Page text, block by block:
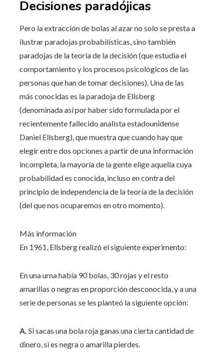
Decisiones paradójicas
Pero la extracción de bolas al azar no solo se presta a
ilustrar paradojas probabilísticas, sino también
paradojas de la teoría de la decisión (que estudia el
comportamiento y los procesos psicológicos de las
personas que han de tomar decisiones). Una de las
más conocidas es la paradoja de Ellsberg
(denominada así por haber sido formulada por el
recientemente fallecido analista estadounidense
Daniel Ellsberg), que muestra que cuando hay que
elegir entre dos opciones a partir de una información
incompleta, la mayoría de la gente elige aquella cuya
probabilidad es conocida, incluso en contra del
principio de independencia de la teoría de la decisión
(del que nos ocuparemos en otro momento).
Más información
En 1961, Ellsberg realizó el siguiente experimento:
En una urna había 90 bolas, 30 rojas y el resto
amarillas o negras en proporción desconocida, y a una
serie de personas se les planteó la siguiente opción:
A. Si sacas una bola roja ganas una cierta cantidad de
dinero, si es negra o amarilla pierdes.